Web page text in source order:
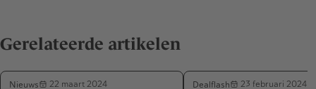
Gerelateerde artikelen
Nieuws 22 maart 2024 Dealflash 23 februari 2024